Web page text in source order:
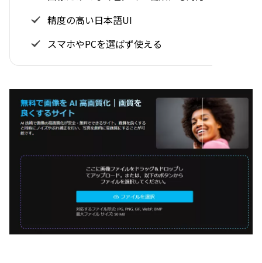
精度の高い日本語UI
スマホやPCを選ばず使える